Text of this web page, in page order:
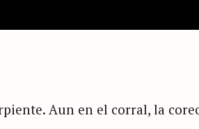
Aun en el corral, la